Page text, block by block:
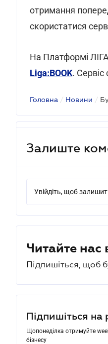
отримання
скористатися
На Платформі
Liga:BOOK.
Головна / Новини /
Залиште
Увійдіть, щоб
Читайте
Підпишіться, щоб
Підпишіться на
Щопонеділка отримуйте
бізнесу